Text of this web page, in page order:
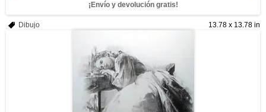
¡Envío y devolución gratis!
13.78 x 13.78 in
Dibujo